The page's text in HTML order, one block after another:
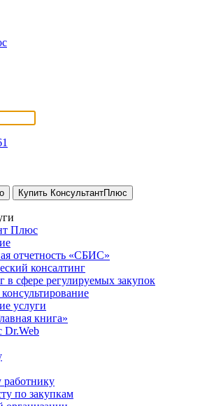
Купить КонсультантПлюс
Плюс
отчетность «СБИС»
консалтинг
в сфере регулируемых закупок
услуги
книга»
Dr.Web
по закупкам